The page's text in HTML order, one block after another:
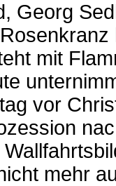
Georg
mit
vor
mehr